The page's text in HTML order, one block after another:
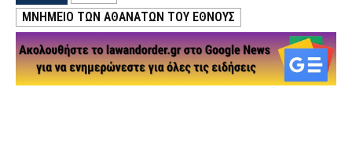
ΜΝΗΜΕΊΟ ΤΩΝ ΑΘΑΝΆΤΩΝ ΤΟΥ ΈΘΝΟΥΣ